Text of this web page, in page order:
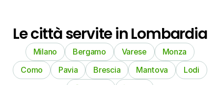
Le città servite in Lombardia
Milano Bergamo Varese
Monza
Como
Pavia Brescia Mantova
Lodi